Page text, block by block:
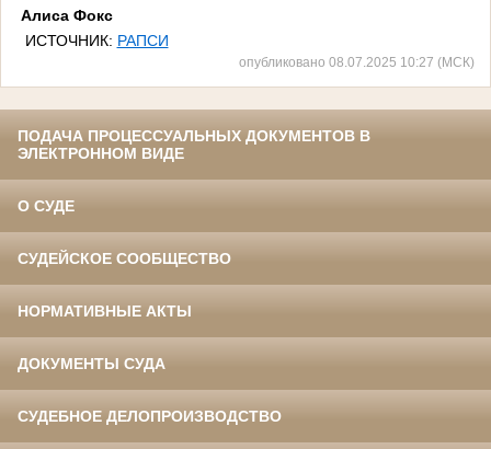
Алиса Фокс
ИСТОЧНИК: РАПСИ
опубликовано 08.07.2025 10:27 (МСК)
ПОДАЧА ПРОЦЕССУАЛЬНЫХ ДОКУМЕНТОВ В
ЭЛЕКТРОННОМ ВИДЕ
О СУДЕ
СУДЕЙСКОЕ СООБЩЕСТВО
НОРМАТИВНЫЕ АКТЫ
ДОКУМЕНТЫ СУДА
СУДЕБНОЕ ДЕЛОПРОИЗВОДСТВО